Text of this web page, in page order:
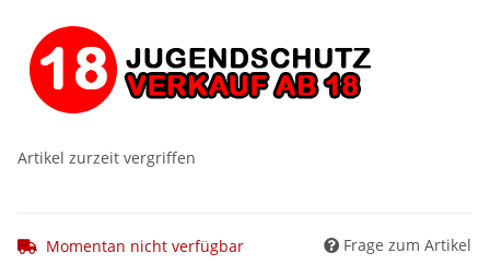
Artikel zurzeit vergriffen
Momentan nicht verfügbar Frage zum Artikel